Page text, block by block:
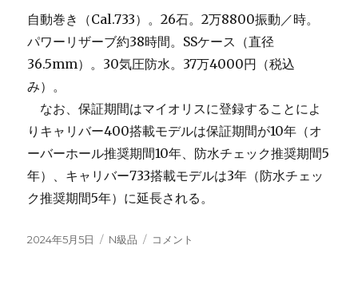
自動巻き（Cal.733）。26石。2万8800振動／時。
パワーリザーブ約38時間。SSケース（直径
36.5mm）。30気圧防水。37万4000円（税込
み）。
なお、保証期間はマイオリスに登録することによ
りキャリバー400搭載モデルは保証期間が10年（オ
ーバーホール推奨期間10年、防水チェック推奨期間5
年）、キャリバー733搭載モデルは3年（防水チェッ
ク推奨期間5年）に延長される。
投
2024年5月5日
カ
N級品
オ
コメント